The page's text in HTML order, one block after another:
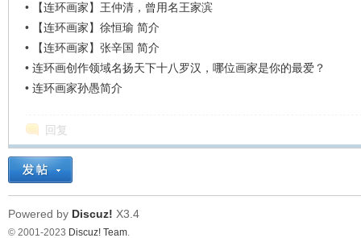
•
【连环画家】王仲清，曾用名王家滨
•
【连环画家】徐恒瑜 简介
•
【连环画家】张辛国 简介
• 连环画创作领域名扬天下十八罗汉，哪位画家是你的最爱？
• 连环画家孙愚简介
回复
Powered by Discuz! X3.4
© 2001-2023 Discuz! Team.